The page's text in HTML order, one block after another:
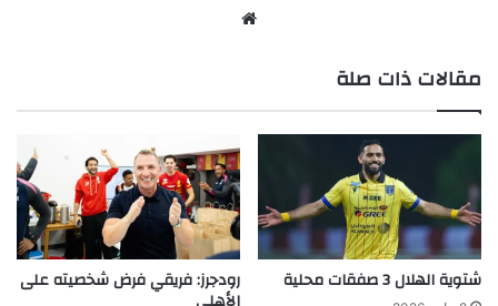
مقالات ذات صلة
شتوية الهلال 3 صفقات محلية رودجرز: فريقي فرض شخصيته على